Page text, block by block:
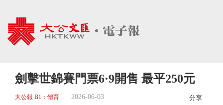
劍擊世錦賽門票6·9開售 最平250元
大公報 B1：體育 2026-06-03 分享